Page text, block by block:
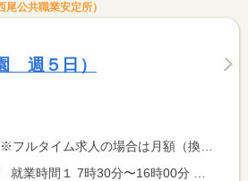
公共職業安定所）
週５日）
合は月額（換算額）、パート求人の場合は時間額を表示しています。